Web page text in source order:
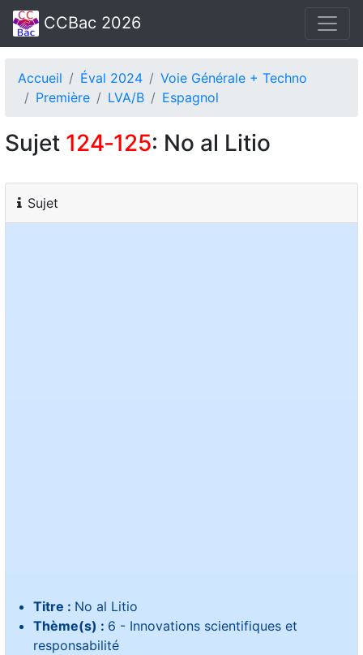
CCBac 2026
Accueil Éval 2024
Voie Générale + Techno
Première
LVA/B Espagnol
Sujet 124‑125: No al Litio
Sujet
Titre : No al Litio
Thème(s) : 6 - Innovations scientifiques et
responsabilité